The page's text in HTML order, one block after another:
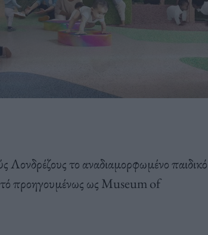
Λονδρέζους το αναδιαμορφωμένο παιδικό
προηγουμένως ως Museum of